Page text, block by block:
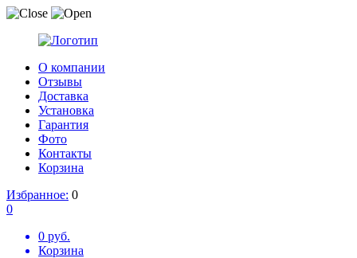
О компании
Отзывы
Доставка
Установка
Гарантия
Фото
Контакты
Корзина
Избранное: 0
0
0 руб.
Корзина